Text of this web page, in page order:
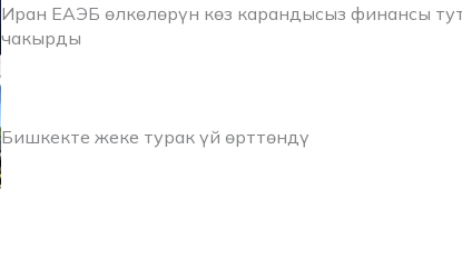
Иран ЕАЭБ өлкөлөрүн көз карандысыз финансы
чакырды
Бишкекте жеке турак үй өрттөндү